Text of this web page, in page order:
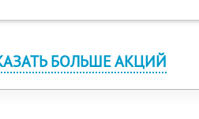
БОЛЬШЕ АКЦИЙ